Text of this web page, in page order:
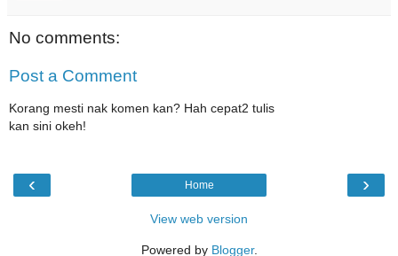
No comments:
Post a Comment
Korang mesti nak komen kan? Hah cepat2 tulis
kan sini okeh!
‹ ›
Home
View web version
Powered by Blogger.